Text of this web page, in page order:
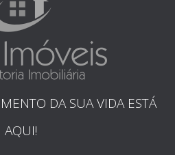
DA SUA VIDA ESTÁ
AQUI!